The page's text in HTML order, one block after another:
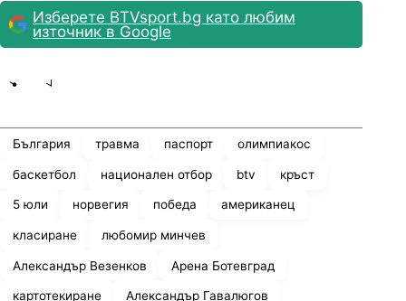
Изберете BTVsport.bg като любим
източник в Google
България травма паспорт олимпиакос
баскетбол национален отбор btv кръст
5 юли норвегия победа американец
класиране любомир минчев
Александър Везенков Арена Ботевград
картотекиране Александър Гавалюгов